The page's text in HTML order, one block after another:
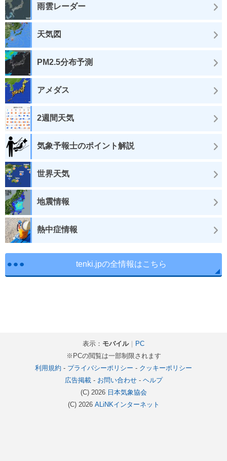
雨雲レーダー
天気図
PM2.5分布予測
アメダス
2週間天気
気象予報士のポイント解説
世界天気
地震情報
熱中症情報
tenki.jpの全情報はこちら
表示： モバイル｜
PC
※PCの閲覧は一部制限されます
利用規約 - プライバシーポリシー - クッキーポリシー
広告掲載- お問い合わせ- ヘルプ
(C) 2026 日本気象協会
(C) 2026 ALiNKインターネット